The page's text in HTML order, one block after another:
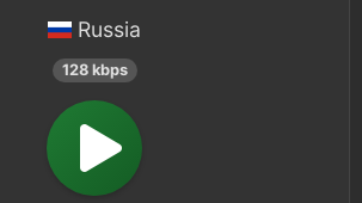
Russia
128 kbps